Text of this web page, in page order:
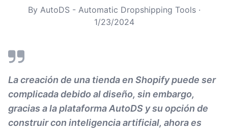
By AutoDS - Automatic Dropshipping Tools·
1/23/2024
La creación de una tienda en Shopify puede ser
complicada debido al diseño, sin embargo,
gracias a la plataforma AutoDS y su opción de
construir con inteligencia artificial, ahora es